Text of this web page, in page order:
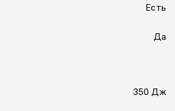
Есть
Да
350 Дж